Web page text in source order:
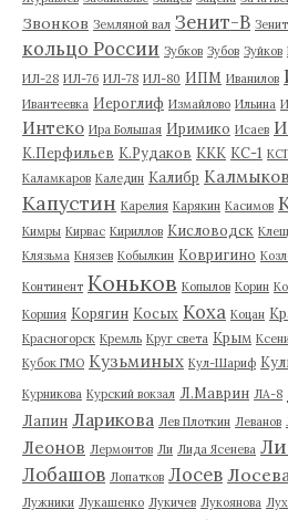
Звонков Земляной вал Зенит-В
кольцо России Зубков Зубов Зуйков
ИЛ-28 ИЛ-76 ИЛ-78 ИЛ-80 ИПМ Иванилов
Ивантеевка Иероглиф Измайлово Ильина
Интеко Ира Большая Иримико Исаев
К.Перфильев К.Рудаков ККК КС-1
Каламкаров Каледин Калибр Калмыков
Капустин Карелия Карякин Касимов
Кимры Кирвас Кириллов Кисловодск
Клязьма Князев Кобылкин Ковригино
Континент Коньков Копылов Корин
Коршия Корягин Косых Коха Коцан
Красногорск Кремль Круг света Крым
Кубок ГМО Кузьминых Кул-Шариф
Курникова Курский вокзал Л.Маврин ЛА-8
Лапин Ларикова Лев Плоткин Леванов
Леонов Лермонтов Ли Лида Ясенева
Лобашов Лопатков Лосев Лосева
Лужники Лукашенко Лукичев Лукоянова Лух